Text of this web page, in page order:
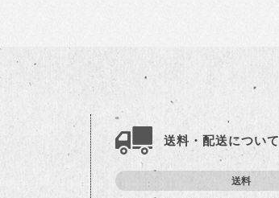
送料・配送について
送料